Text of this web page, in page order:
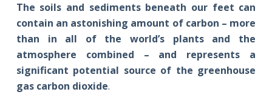
The soils and sediments beneath our feet can
contain an astonishing amount of carbon – more
than in all of the world’s plants and the
atmosphere combined – and represents a
significant potential source of the greenhouse
gas carbon dioxide.